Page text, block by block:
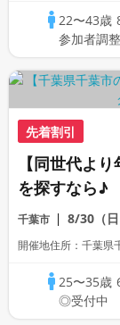
22〜43歳
参加者調
先着割引
【同世代よ
を探すなら♪
千葉市 8/30（日
開催地住所：千葉県
25〜35歳
◎受付中